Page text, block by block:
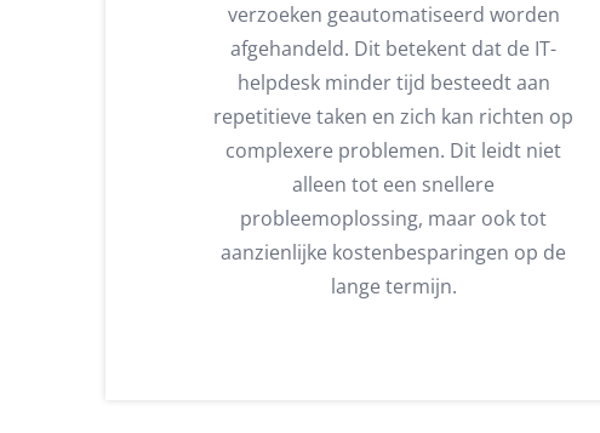
verzoeken geautomatiseerd worden
afgehandeld. Dit betekent dat de IT-
helpdesk minder tijd besteedt aan
repetitieve taken en zich kan richten op
complexere problemen. Dit leidt niet
alleen tot een snellere
probleemoplossing, maar ook tot
aanzienlijke kostenbesparingen op de
lange termijn.